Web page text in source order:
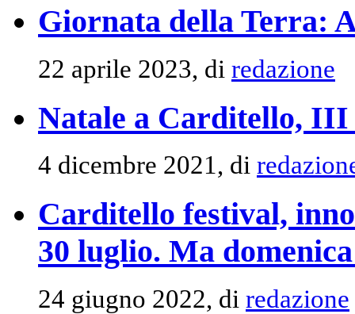
Giornata della Terra:
22 aprile 2023, di redazione
Natale a Carditello, III
4 dicembre 2021, di
Carditello festival,
30 luglio. Ma
24 giugno 2022, di redazione